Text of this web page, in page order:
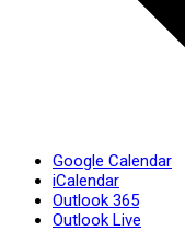
Google Calendar
iCalendar
Outlook 365
Outlook Live